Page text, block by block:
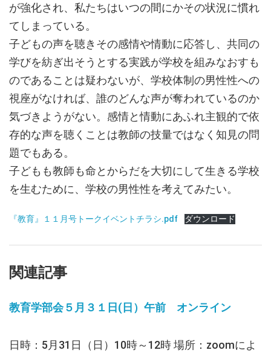
が強化され、私たちはいつの間にかその状況に慣れ
てしまっている。
子どもの声を聴きその感情や情動に応答し、共同の
学びを紡ぎ出そうとする実践が学校を組みなおすも
のであることは疑わないが、学校体制の男性性への
視座がなければ、誰のどんな声が奪われているのか
気づきようがない。感情と情動にあふれ主観的で依
存的な声を聴くことは教師の技量ではなく知見の問
題でもある。
子どもも教師も命とからだを大切にして生きる学校
を生むために、学校の男性性を考えてみたい。
『教育』１１月号トークイベントチラシ.pdf ダウンロード
関連記事
教育学部会５月３１日(日）午前 オンライン
日時：5月31日（日）10時～12時 場所：zoomによ